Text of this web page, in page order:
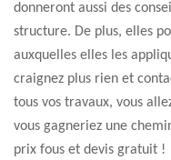
donneront aussi des
structure. De plus, elles
auxquelles elles les
craignez plus rien et
tous vos travaux, vous
vous gagneriez une
prix fous et devis gratuit !